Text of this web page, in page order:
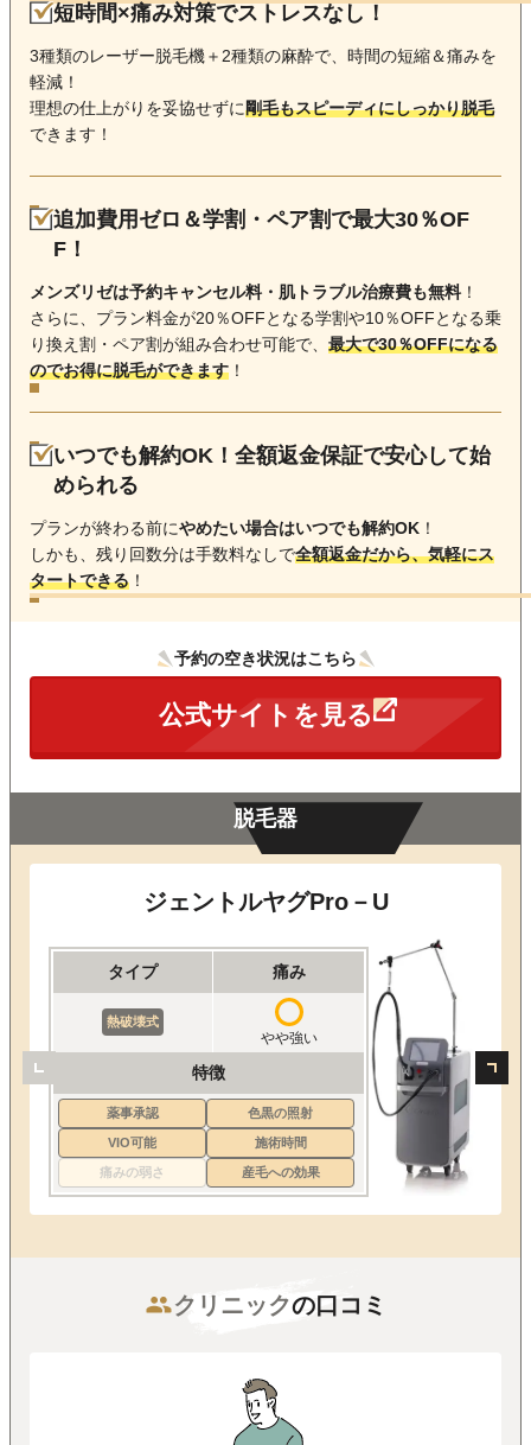
短時間×痛み対策でストレスなし！
3種類のレーザー脱毛機＋2種類の麻酔で、時間の短縮＆痛みを
軽減！
理想の仕上がりを妥協せずに剛毛もスピーディにしっかり脱毛
できます！
追加費用ゼロ＆学割・ペア割で最大30％OF
F！
メンズリゼは予約キャンセル料・肌トラブル治療費も無料！
さらに、プラン料金が20％OFFとなる学割や10％OFFとなる乗
り換え割・ペア割が組み合わせ可能で、 最大で30％OFFになる
のでお得に脱毛ができます ！
いつでも解約OK！全額返金保証で安心して始
められる
プランが終わる前にやめたい場合はいつでも解約OK ！
しかも、残り回数分は手数料なしで全額返金だから、気軽にス
タートできる ！
予約の空き状況はこちら
公式サイトを見る
脱毛器
ジェントルヤグPro－U
タイプ 痛み
熱破壊式
やや強い
特徴
薬事承認 色黒の照射
VIO可能 施術時間
痛みの弱さ 産毛への効果
クリニックの口コミ